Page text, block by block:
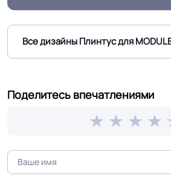
Все дизайны Плинтус для
Поделитесь впечатлениями